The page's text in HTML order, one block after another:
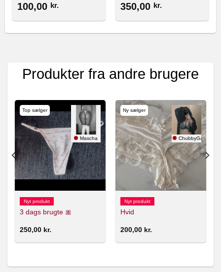
100,00 kr. 350,00 kr.
Produkter fra andre brugere
Top sælger
Mascha
Nyt produkt
3 dags brugte 🎀
250,00 kr.
Ny sælger
ChubbyGamer
Nyt produkt
Hvid
200,00 kr.